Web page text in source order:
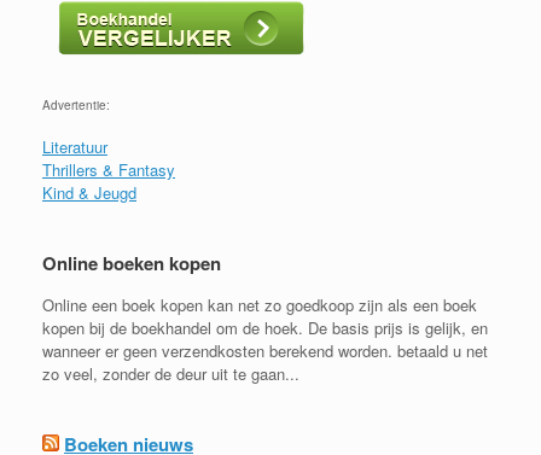
Advertentie:
Literatuur
Thrillers & Fantasy
Kind & Jeugd
Online boeken kopen
Online een boek kopen kan net zo goedkoop zijn als een boek
kopen bij de boekhandel om de hoek. De basis prijs is gelijk, en
wanneer er geen verzendkosten berekend worden. betaald u net
zo veel, zonder de deur uit te gaan...
Boeken nieuws